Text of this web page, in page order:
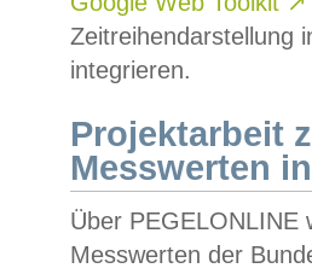
Zeitreihendarstellung
integrieren.
Projektarbeit
Messwerten
Über PEGELONLINE
Messwerten der